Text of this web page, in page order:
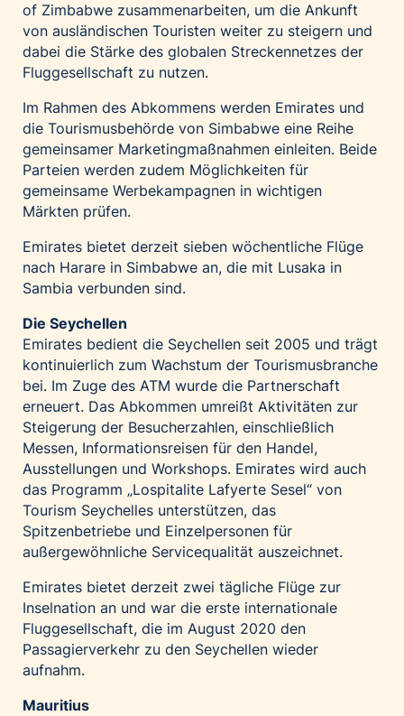
of Zimbabwe zusammenarbeiten, um die Ankunft
von ausländischen Touristen weiter zu steigern und
dabei die Stärke des globalen Streckennetzes der
Fluggesellschaft zu nutzen.
Im Rahmen des Abkommens werden Emirates und
die Tourismusbehörde von Simbabwe eine Reihe
gemeinsamer Marketingmaßnahmen einleiten. Beide
Parteien werden zudem Möglichkeiten für
gemeinsame Werbekampagnen in wichtigen
Märkten prüfen.
Emirates bietet derzeit sieben wöchentliche Flüge
nach Harare in Simbabwe an, die mit Lusaka in
Sambia verbunden sind.
Die Seychellen
Emirates bedient die Seychellen seit 2005 und trägt
kontinuierlich zum Wachstum der Tourismusbranche
bei. Im Zuge des ATM wurde die Partnerschaft
erneuert. Das Abkommen umreißt Aktivitäten zur
Steigerung der Besucherzahlen, einschließlich
Messen, Informationsreisen für den Handel,
Ausstellungen und Workshops. Emirates wird auch
das Programm „Lospitalite Lafyerte Sesel“ von
Tourism Seychelles unterstützen, das
Spitzenbetriebe und Einzelpersonen für
außergewöhnliche Servicequalität auszeichnet.
Emirates bietet derzeit zwei tägliche Flüge zur
Inselnation an und war die erste internationale
Fluggesellschaft, die im August 2020 den
Passagierverkehr zu den Seychellen wieder
aufnahm.
Mauritius